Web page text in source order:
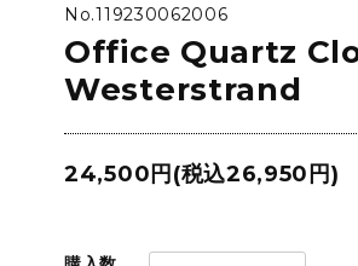
シェルフ&チェスト
ラック&スタンド
RUGS
ベーシックラグマット
デザイナーズラグマット
KITCHEN
ア
etc.
BEDROOM
No.119230062006
Office Quartz
Westerstrand
24,500円(税込26,950円)